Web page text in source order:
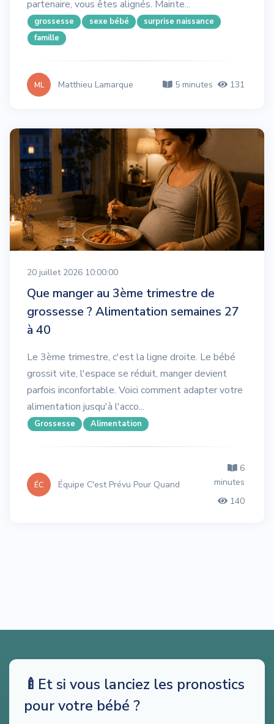
partenaire, vous êtes alignés. Mainte...
grossesse sexe bébé
surprise naissance
famille
ML Matthieu Lamarque 5 minutes 131
20 juillet 2026 10:00:00
Que manger au 3ème trimestre de
grossesse ? Alimentation semaines 27
à 40
Le 3ème trimestre, c'est la ligne droite. Le bébé
grossit vite, l'espace se réduit, manger devient
parfois inconfortable. Voici comment adapter votre
alimentation jusqu'à l'acco...
Grossesse Alimentation
ÉC Équipe C'est Prévu Pour Quand
6
minutes
140
🍼 Et si vous lanciez les pronostics
pour votre bébé ?